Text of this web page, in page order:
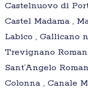
Castelnuovo di
Castel Madama ,
Labico , Gallicano
Trevignano
Sant’Angelo
Colonna , Canale